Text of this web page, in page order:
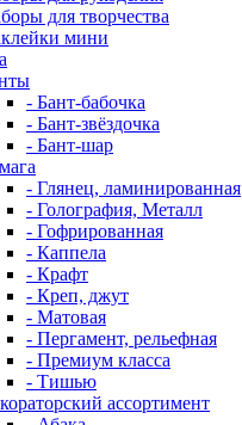
для творчества
мини
- Бант-бабочка
- Бант-звёздочка
- Бант-шар
- Глянец, ламинированная
- Голография, Металл
- Гофрированная
- Каппела
- Крафт
- Креп, джут
- Матовая
- Пергамент, рельефная
- Премиум класса
- Тишью
ассортимент